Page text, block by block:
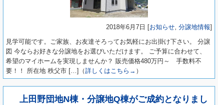
2018年6月7日 [お知らせ, 分譲地情報]
見学可能です。ご家族、お友達そろってお気軽にお出掛け下さい。 分譲
図 今ならお好きな分譲地をお選びいただけます。 ご予算に合わせて、
希望のマイホームを実現しませんか？ 販売価格480万円～ 手数料不
要！！ 所在地 秩父市 […]（詳しくはこちら→ ）
上田野団地N棟・分譲地Q棟がご成約となりまし